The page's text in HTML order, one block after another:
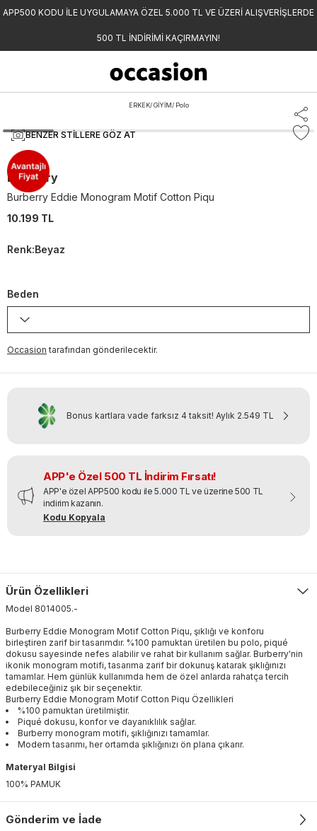
APP500 KODU İLE UYGULAMAYA ÖZEL 5.000 TL VE ÜZERİ ALIŞVERİŞLERDE
500 TL İNDİRİMİ KAÇIRMAYIN!
ERKEK/ GİYİM/ Polo
BENZER STILLERE GÖZ AT
Burberry
Burberry Eddie Monogram Motif Cotton Piqu
10.199 TL
Renk:Beyaz
Beden
Occasion tarafından gönderilecektir.
Bonus kartlara vade farksız 4 taksit! Aylık 2.549 TL
APP'e Özel 500 TL İndirim Fırsatı!
APP'e özel APP500 kodu ile 5.000 TL ve üzerine 500 TL
indirim kazanın.
Kodu Kopyala
Ürün Özellikleri
Model 8014005.-
Burberry Eddie Monogram Motif Cotton Piqu, şıklığı ve konforu
birleştiren zarif bir tasarımdır. %100 pamuktan üretilen bu polo, piqué
dokusu sayesinde nefes alabilir ve rahat bir kullanım sağlar. Burberry'nin
ikonik monogram motifi, tasarıma zarif bir dokunuş katarak şıklığınızı
tamamlar. Hem günlük kullanımda hem de özel anlarda rahatça tercih
edebileceğiniz şık bir seçenektir.
Burberry Eddie Monogram Motif Cotton Piqu Özellikleri
%100 pamuktan üretilmiştir.
Piqué dokusu, konfor ve dayanıklılık sağlar.
Burberry monogram motifi, şıklığınızı tamamlar.
Modern tasarımı, her ortamda şıklığınızı ön plana çıkarır.
Materyal Bilgisi
100% PAMUK
Gönderim ve İade